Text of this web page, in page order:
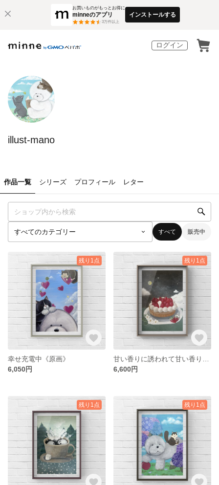
お買いものがもっとお得に
minneのアプリ
3万件以上
インストールする
ログイン
illust-mano
作品一覧 シリーズ プロフィール レター
すべて 販売中
残り1点
幸せ充電中《原画》⁡
6,050円
残り1点
6,600円
残り1点 残り1点